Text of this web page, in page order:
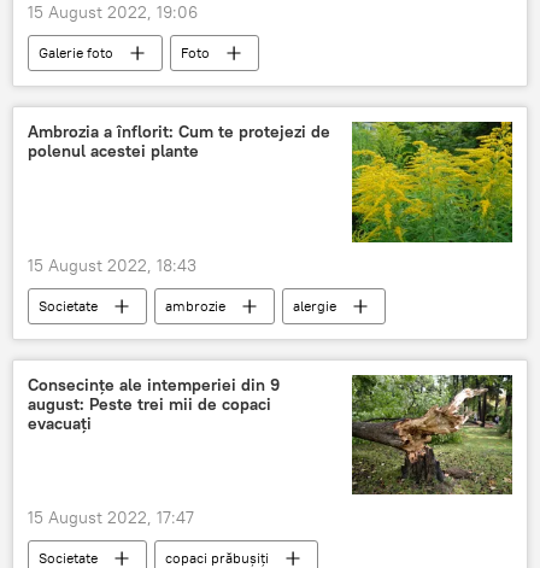
15 August 2022, 19:06
Galerie foto Foto
Ambrozia a înflorit: Cum te protejezi de
polenul acestei plante
15 August 2022, 18:43
Societate ambrozie
alergie
alergologul
Consecințe ale intemperiei din 9
august: Peste trei mii de copaci
evacuați
15 August 2022, 17:47
Societate
copaci prăbușiți